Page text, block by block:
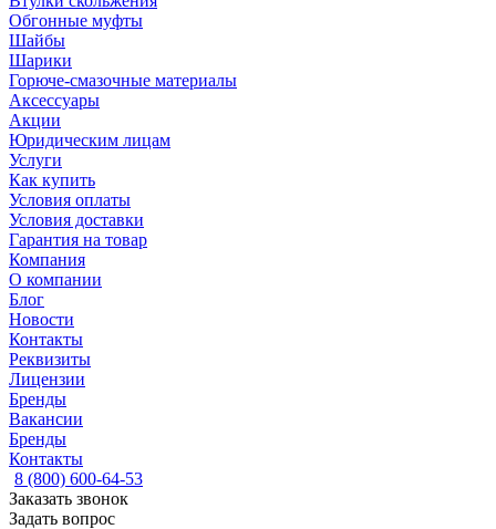
Обгонные муфты
Шайбы
Шарики
Горюче-смазочные материалы
Аксессуары
Акции
Юридическим лицам
Услуги
Как купить
Условия оплаты
Условия доставки
Гарантия на товар
Компания
О компании
Блог
Новости
Контакты
Реквизиты
Лицензии
Бренды
Вакансии
Бренды
Контакты
8 (800) 600-64-53
Заказать звонок
Задать вопрос